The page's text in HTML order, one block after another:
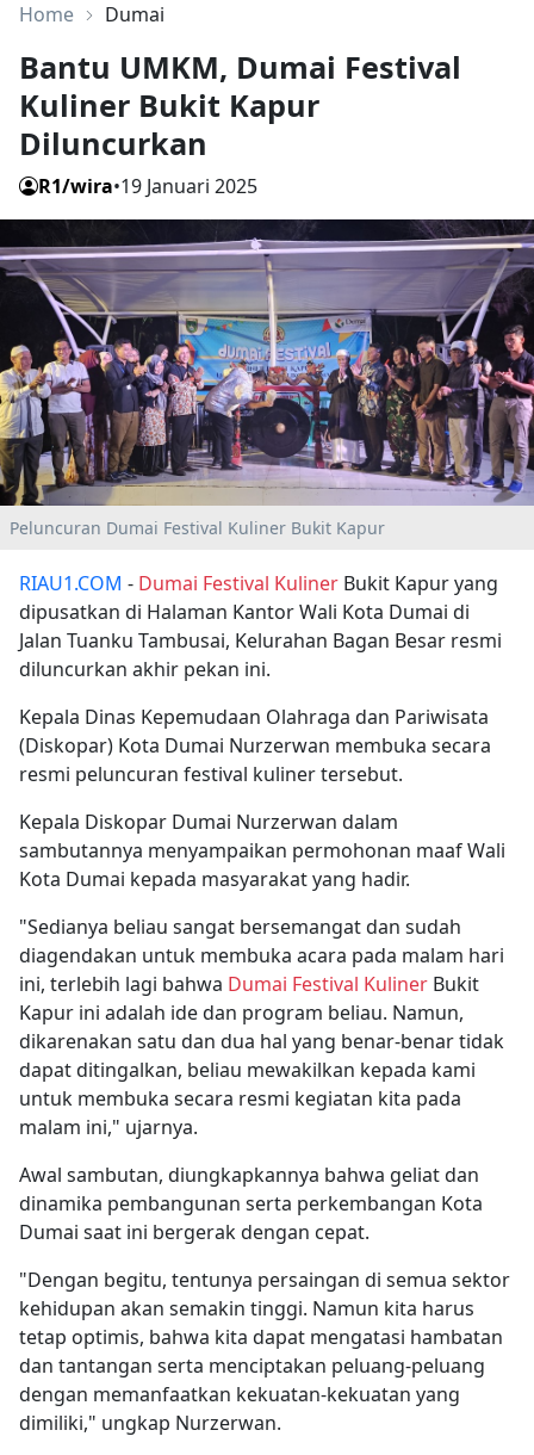
Home Dumai
Bantu UMKM, Dumai Festival
Kuliner Bukit Kapur
Diluncurkan
R1/wira•19 Januari 2025
Peluncuran Dumai Festival Kuliner Bukit Kapur
RIAU1.COM - Dumai Festival Kuliner Bukit Kapur yang
dipusatkan di Halaman Kantor Wali Kota Dumai di
Jalan Tuanku Tambusai, Kelurahan Bagan Besar resmi
diluncurkan akhir pekan ini.
Kepala Dinas Kepemudaan Olahraga dan Pariwisata
(Diskopar) Kota Dumai Nurzerwan membuka secara
resmi peluncuran festival kuliner tersebut.
Kepala Diskopar Dumai Nurzerwan dalam
sambutannya menyampaikan permohonan maaf Wali
Kota Dumai kepada masyarakat yang hadir.
"Sedianya beliau sangat bersemangat dan sudah
diagendakan untuk membuka acara pada malam hari
ini, terlebih lagi bahwa Dumai Festival Kuliner Bukit
Kapur ini adalah ide dan program beliau. Namun,
dikarenakan satu dan dua hal yang benar-benar tidak
dapat ditingalkan, beliau mewakilkan kepada kami
untuk membuka secara resmi kegiatan kita pada
malam ini," ujarnya.
Awal sambutan, diungkapkannya bahwa geliat dan
dinamika pembangunan serta perkembangan Kota
Dumai saat ini bergerak dengan cepat.
"Dengan begitu, tentunya persaingan di semua sektor
kehidupan akan semakin tinggi. Namun kita harus
tetap optimis, bahwa kita dapat mengatasi hambatan
dan tantangan serta menciptakan peluang-peluang
dengan memanfaatkan kekuatan-kekuatan yang
dimiliki," ungkap Nurzerwan.